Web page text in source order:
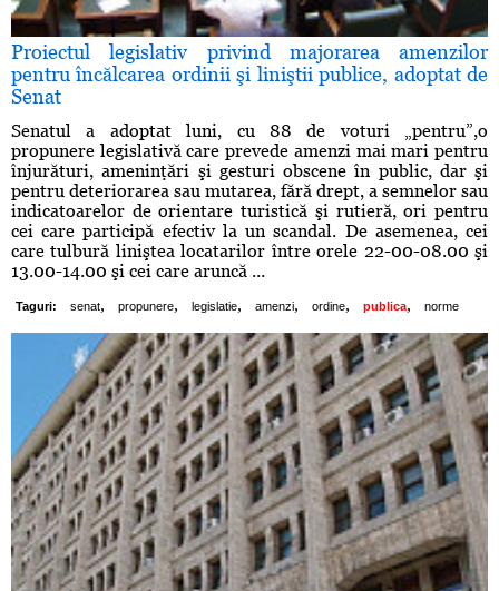
Proiectul legislativ privind majorarea amenzilor
pentru încălcarea ordinii şi liniştii publice, adoptat de
Senat
Senatul a adoptat luni, cu 88 de voturi „pentru”,o
propunere legislativă care prevede amenzi mai mari pentru
înjurături, ameninţări şi gesturi obscene în public, dar şi
pentru deteriorarea sau mutarea, fără drept, a semnelor sau
indicatoarelor de orientare turistică şi rutieră, ori pentru
cei care participă efectiv la un scandal. De asemenea, cei
care tulbură liniştea locatarilor între orele 22-00-08.00 şi
13.00-14.00 şi cei care aruncă ...
Taguri: senat, propunere, legislatie, amenzi, ordine, publica, norme